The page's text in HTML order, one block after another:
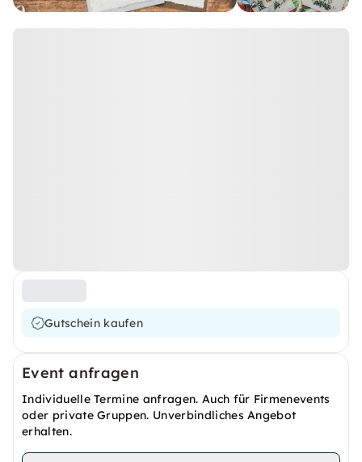
Gutschein kaufen
Event anfragen
Individuelle Termine anfragen. Auch für Firmenevents
oder private Gruppen. Unverbindliches Angebot
erhalten.